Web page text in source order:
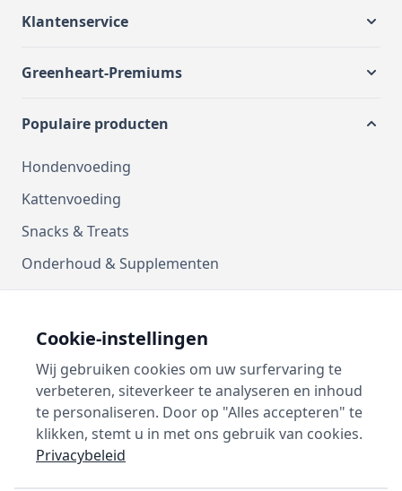
Klantenservice
Greenheart-Premiums
Populaire producten
Hondenvoeding
Kattenvoeding
Snacks & Treats
Onderhoud & Supplementen
Kussens
Manden
Vetbedden
Contact
Cookie-instellingen
Wij gebruiken cookies om uw surfervaring te
verbeteren, siteverkeer te analyseren en inhoud
te personaliseren. Door op "Alles accepteren" te
klikken, stemt u in met ons gebruik van cookies.
Privacybeleid